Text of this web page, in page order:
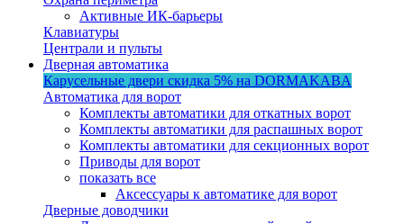
Активные ИК-барьеры
Клавиатуры
Централи и пульты
Дверная автоматика
Карусельные двери скидка 5% на DORMAKABA
Автоматика для ворот
Комплекты автоматики для откатных ворот
Комплекты автоматики для распашных ворот
Комплекты автоматики для секционных ворот
Приводы для ворот
показать все
Аксессуары к автоматике для ворот
Дверные доводчики